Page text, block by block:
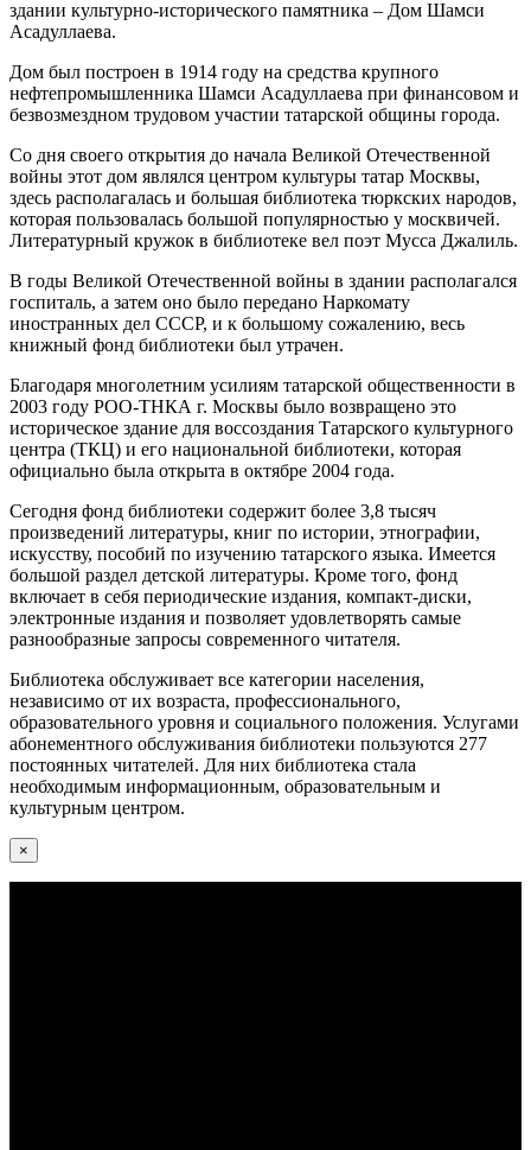
здании культурно-исторического памятника – Дом Шамси
Асадуллаева.
Дом был построен в 1914 году на средства крупного
нефтепромышленника Шамси Асадуллаева при финансовом и
безвозмездном трудовом участии татарской общины города.
Со дня своего открытия до начала Великой Отечественной
войны этот дом являлся центром культуры татар Москвы,
здесь располагалась и большая библиотека тюркских народов,
которая пользовалась большой популярностью у москвичей.
Литературный кружок в библиотеке вел поэт Мусса Джалиль.
В годы Великой Отечественной войны в здании располагался
госпиталь, а затем оно было передано Наркомату
иностранных дел СССР, и к большому сожалению, весь
книжный фонд библиотеки был утрачен.
Благодаря многолетним усилиям татарской общественности в
2003 году РОО-ТНКА г. Москвы было возвращено это
историческое здание для воссоздания Татарского культурного
центра (ТКЦ) и его национальной библиотеки, которая
официально была открыта в октябре 2004 года.
Сегодня фонд библиотеки содержит более 3,8 тысяч
произведений литературы, книг по истории, этнографии,
искусству, пособий по изучению татарского языка. Имеется
большой раздел детской литературы. Кроме того, фонд
включает в себя периодические издания, компакт-диски,
электронные издания и позволяет удовлетворять самые
разнообразные запросы современного читателя.
Библиотека обслуживает все категории населения,
независимо от их возраста, профессионального,
образовательного уровня и социального положения. Услугами
абонементного обслуживания библиотеки пользуются 277
постоянных читателей. Для них библиотека стала
необходимым информационным, образовательным и
культурным центром.
×